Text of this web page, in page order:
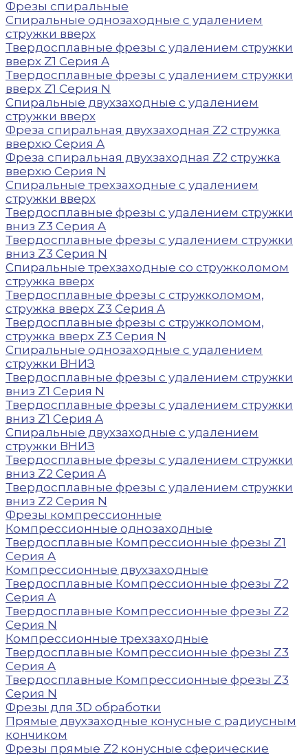
Фрезы спиральные
Спиральные однозаходные с удалением
стружки вверх
Твердосплавные фрезы с удалением стружки
вверх Z1 Серия A
Твердосплавные фрезы с удалением стружки
вверх Z1 Серия N
Спиральные двухзаходные с удалением
стружки вверх
Фреза спиральная двухзаходная Z2 стружка
вверхю Серия A
Фреза спиральная двухзаходная Z2 стружка
вверхю Серия N
Спиральные трехзаходные с удалением
стружки вверх
Твердосплавные фрезы с удалением стружки
вниз Z3 Серия A
Твердосплавные фрезы с удалением стружки
вниз Z3 Серия N
Спиральные трехзаходные со стружколомом
стружка вверх
Твердосплавные фрезы с стружколомом,
стружка вверх Z3 Серия A
Твердосплавные фрезы с стружколомом,
стружка вверх Z3 Серия N
Спиральные однозаходные с удалением
стружки ВНИЗ
Твердосплавные фрезы с удалением стружки
вниз Z1 Серия N
Твердосплавные фрезы с удалением стружки
вниз Z1 Серия A
Спиральные двухзаходные с удалением
стружки ВНИЗ
Твердосплавные фрезы с удалением стружки
вниз Z2 Серия A
Твердосплавные фрезы с удалением стружки
вниз Z2 Серия N
Фрезы компрессионные
Компрессионные однозаходные
Твердосплавные Компрессионные фрезы Z1
Серия A
Компрессионные двухзаходные
Твердосплавные Компрессионные фрезы Z2
Серия A
Твердосплавные Компрессионные фрезы Z2
Серия N
Компрессионные трехзаходные
Твердосплавные Компрессионные фрезы Z3
Серия A
Твердосплавные Компрессионные фрезы Z3
Серия N
Фрезы для 3D обработки
Прямые двухзаходные конусные с радиусным
кончиком
Фрезы прямые Z2 конусные сферические